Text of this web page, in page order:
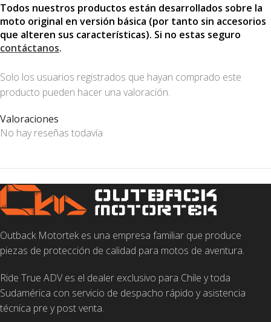
Todos nuestros productos están desarrollados sobre la
moto original en versión básica (por tanto sin accesorios
que alteren sus características). Si no estas seguro
contáctanos.
Valoraciones
No hay reseñas todavía
Solo los usuarios registrados que hayan comprado este
producto pueden hacer una valoración.
Outback Motortek es una empresa familiar que produce
piezas de protección de calidad para motos de aventura.
Ride True ADV es el dealer exclusivo para Chile y toda
Sudamérica con servicio de despacho rápido y asistencia
técnica pre y post venta.